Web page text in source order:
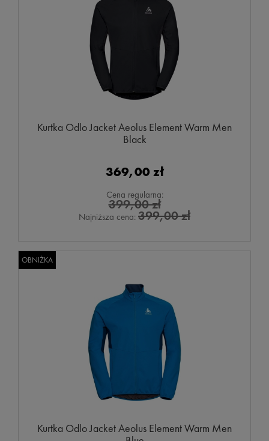
Kurtka Odlo Jacket Aeolus Element Warm Men
Black
369,00 zł
Cena regularna:
399,00 zł
Najniższa cena: 399,00 zł
Kurtka Odlo Jacket Aeolus Element Warm Men
OBNIŻKA